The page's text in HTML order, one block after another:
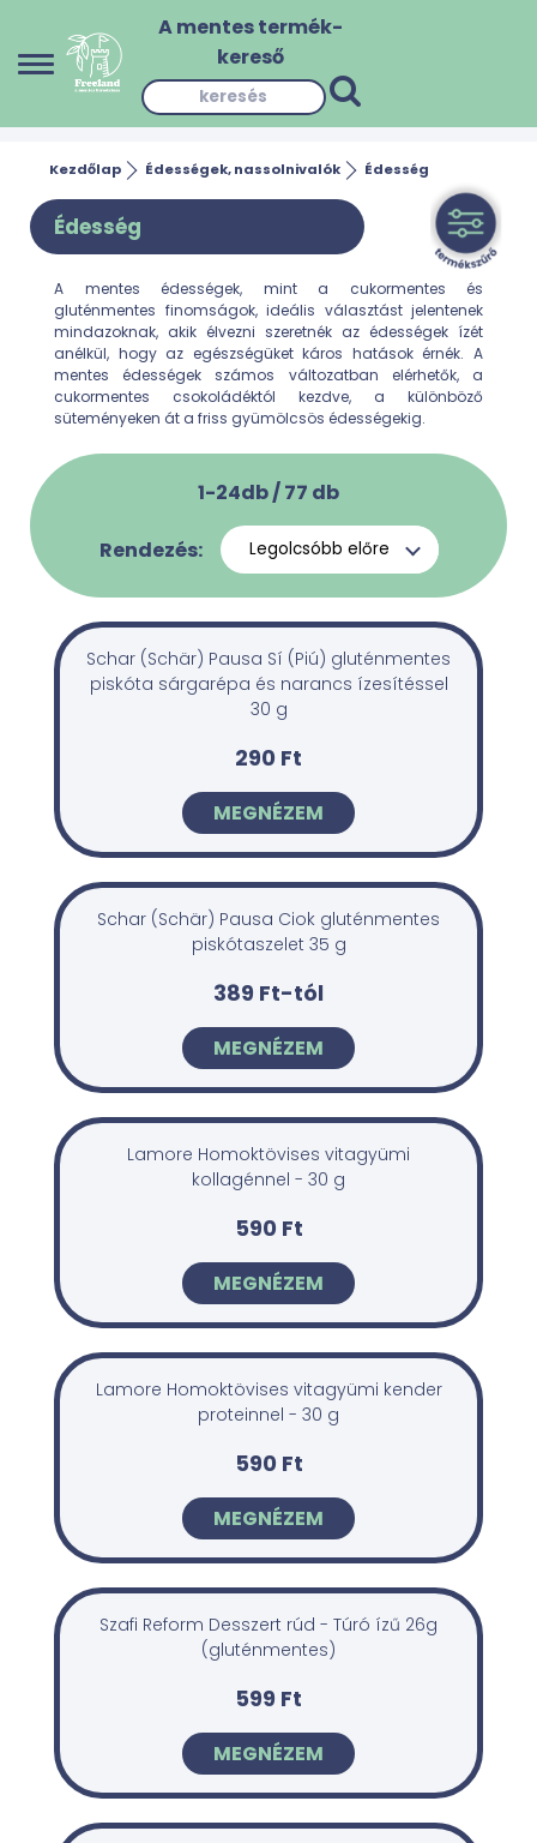
A mentes termék-
kereső
Kezdőlap Édességek, nassolnivalók Édesség
Édesség
A mentes édességek, mint a cukormentes és
gluténmentes finomságok, ideális választást jelentenek
mindazoknak, akik élvezni szeretnék az édességek ízét
anélkül, hogy az egészségüket káros hatások érnék. A
mentes édességek számos változatban elérhetők, a
cukormentes csokoládéktól kezdve, a különböző
süteményeken át a friss gyümölcsös édességekig.
1-24db /77 db
Rendezés:
Schar (Schär) Pausa Sí (Piú) gluténmentes
piskóta sárgarépa és narancs ízesítéssel
30 g
290 Ft
MEGNÉZEM
Schar (Schär) Pausa Ciok gluténmentes
piskótaszelet 35 g
389 Ft-tól
MEGNÉZEM
Lamore Homoktövises vitagyümi
kollagénnel - 30 g
590 Ft
MEGNÉZEM
Lamore Homoktövises vitagyümi kender
proteinnel - 30 g
590 Ft
MEGNÉZEM
Szafi Reform Desszert rúd - Túró ízű 26g
(gluténmentes)
599 Ft
MEGNÉZEM